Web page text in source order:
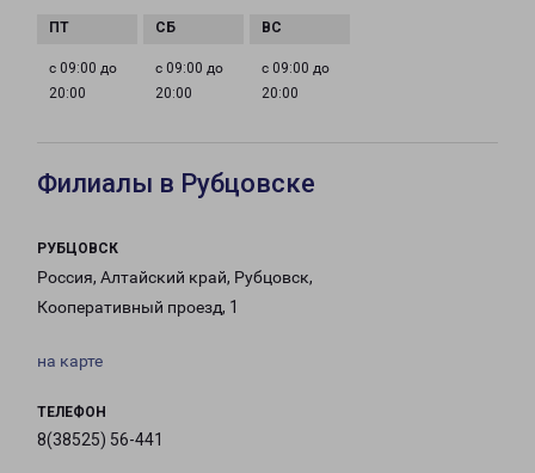
с 09:00 до
20:00
с 09:00 до
20:00
с 09:00 до
20:00
Филиалы в Рубцовске
РУБЦОВСК
Россия, Алтайский край, Рубцовск,
Кооперативный проезд, 1
на карте
ТЕЛЕФОН
8(38525) 56-441